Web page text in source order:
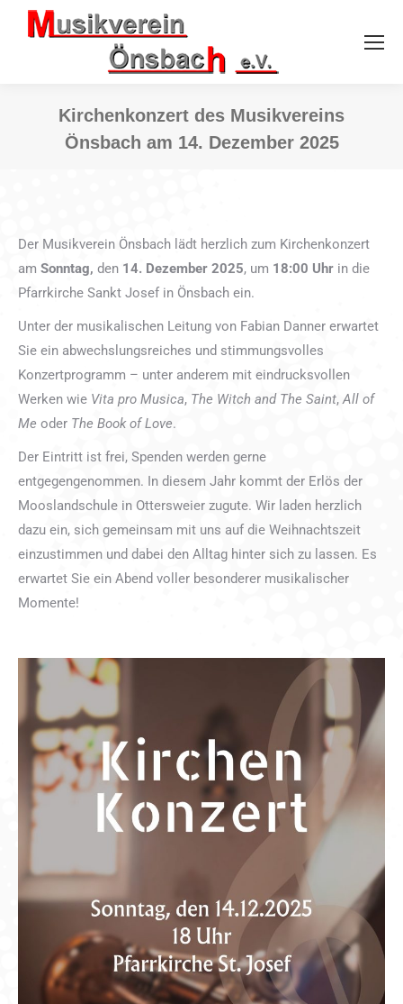
Kirchenkonzert des Musikvereins
Önsbach am 14. Dezember 2025
Der Musikverein Önsbach lädt herzlich zum Kirchenkonzert
am Sonntag, den 14. Dezember 2025, um 18:00 Uhr in die
Pfarrkirche Sankt Josef in Önsbach ein.
Unter der musikalischen Leitung von Fabian Danner erwartet
Sie ein abwechslungsreiches und stimmungsvolles
Konzertprogramm – unter anderem mit eindrucksvollen
Werken wie Vita pro Musica, The Witch and The Saint,All of
Me oder The Book of Love.
Der Eintritt ist frei, Spenden werden gerne
entgegengenommen. In diesem Jahr kommt der Erlös der
Mooslandschule in Ottersweier zugute. Wir laden herzlich
dazu ein, sich gemeinsam mit uns auf die Weihnachtszeit
einzustimmen und dabei den Alltag hinter sich zu lassen. Es
erwartet Sie ein Abend voller besonderer musikalischer
Momente!